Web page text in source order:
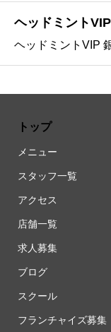
ヘッドミント
トップ
メニュー
スタッフ一覧
アクセス
店舗一覧
求人募集
ブログ
スクール
フランチャイズ募集